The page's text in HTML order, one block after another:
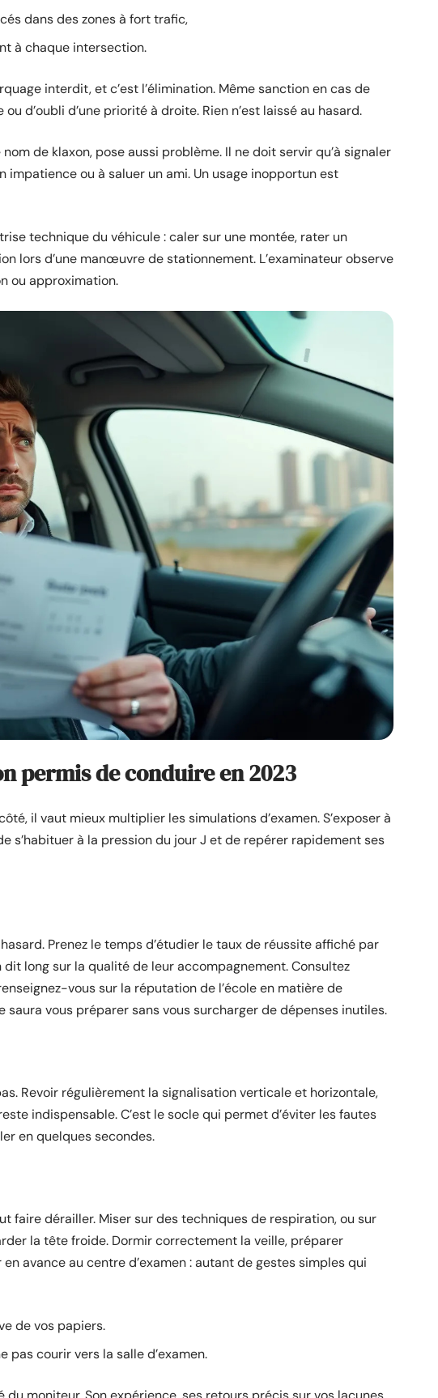
dans des zones à fort trafic,
à chaque intersection.
interdit, et c’est l’élimination. Même sanction en cas de
d’oubli d’une priorité à droite. Rien n’est laissé au hasard.
de klaxon, pose aussi problème. Il ne doit servir qu’à signaler
impatience ou à saluer un ami. Un usage inopportun est
technique du véhicule : caler sur une montée, rater un
lors d’une manœuvre de stationnement. L’examinateur observe
ou approximation.
permis de conduire en 2023
il vaut mieux multiplier les simulations d’examen. S’exposer à
s’habituer à la pression du jour J et de repérer rapidement ses
Prenez le temps d’étudier le taux de réussite affiché par
long sur la qualité de leur accompagnement. Consultez
vous sur la réputation de l’école en matière de
vous préparer sans vous surcharger de dépenses inutiles.
Revoir régulièrement la signalisation verticale et horizontale,
indispensable. C’est le socle qui permet d’éviter les fautes
en quelques secondes.
faire dérailler. Miser sur des techniques de respiration, ou sur
la tête froide. Dormir correctement la veille, préparer
avance au centre d’examen : autant de gestes simples qui
de vos papiers.
pas courir vers la salle d’examen.